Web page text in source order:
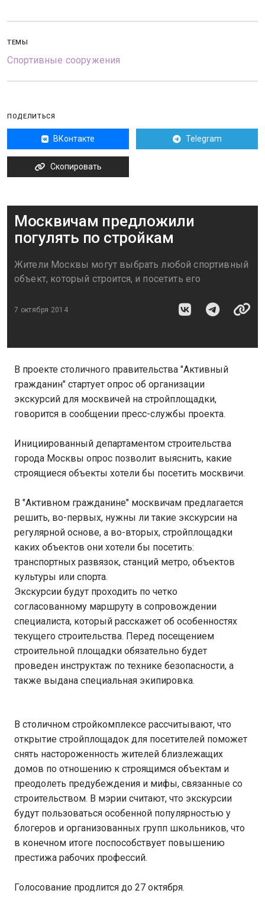
ТЕМЫ
Спортивные сооружения
ПОДЕЛИТЬСЯ
ВКонтакте Telegram
Скопировать
Москвичам предложили
погулять по стройкам
Жители Москвы могут выбрать любой спортивный
объект, который строится, и посетить его
7 октября 2014
В проекте столичного правительства "Активный
гражданин" стартует опрос об организации
экскурсий для москвичей на стройплощадки,
говорится в сообщении пресс-службы проекта.
Инициированный департаментом строительства
города Москвы опрос позволит выяснить, какие
строящиеся объекты хотели бы посетить москвичи.
В "Активном гражданине" москвичам предлагается
решить, во-первых, нужны ли такие экскурсии на
регулярной основе, а во-вторых, стройплощадки
каких объектов они хотели бы посетить:
транспортных развязок, станций метро, объектов
культуры или спорта.
Экскурсии будут проходить по четко
согласованному маршруту в сопровождении
специалиста, который расскажет об особенностях
текущего строительства. Перед посещением
строительной площадки обязательно будет
проведен инструктаж по технике безопасности, а
также выдана специальная экипировка.
В столичном стройкомплексе рассчитывают, что
открытие стройплощадок для посетителей поможет
снять настороженность жителей близлежащих
домов по отношению к строящимся объектам и
преодолеть предубеждения и мифы, связанные со
строительством. В мэрии считают, что экскурсии
будут пользоваться особенной популярностью у
блогеров и организованных групп школьников, что
в конечном итоге поспособствует повышению
престижа рабочих профессий.
Голосование продлится до 27 октября.